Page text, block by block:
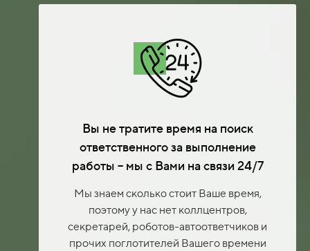
Вы не тратите время на поиск
ответственного за выполнение
работы – мы с Вами на связи 24/7
Мы знаем сколько стоит Ваше время,
поэтому у нас нет коллцентров,
секретарей, роботов-автоответчиков и
прочих поглотителей Вашего времени